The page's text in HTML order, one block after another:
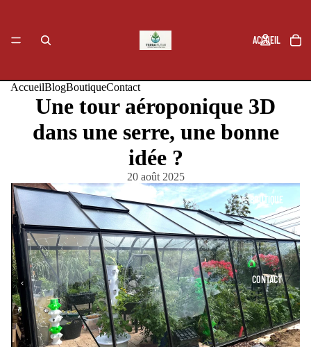
ACCUEIL
BOUTIQUE
CONTACT
AccueilBlogBoutiqueContact
Une tour aéroponique 3D
dans une serre, une bonne
idée ?
20 août 2025